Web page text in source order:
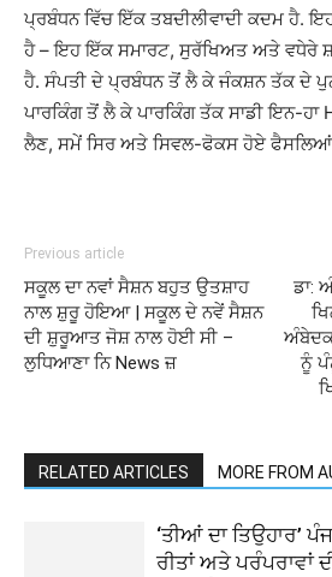
ਪ੍ਰਬੰਧਨ ਵਿੱਚ ਇੱਕ ਤਬਦੀਲੀਵਾਦੀ ਕਦਮ ਹੈ.
ਹੈ – ਇਹ ਇੱਕ ਸਮਾਰਟ, ਸੁਰੱਖਿਅਤ ਅਤੇ ਵਧੇਰੇ
ਹੈ. ਸੰਪਤੀ ਦੇ ਪ੍ਰਬੰਧਨ ਤੋਂ ਲੈ ਕੇ ਜੰਕਸ਼ਨ ਤੱਕ ਦੇ
ਪਾਰਕਿੰਗ ਤੋਂ ਲੈ ਕੇ ਪਾਰਕਿੰਗ ਤੱਕ ਸਾਡੀ ਇਨ-ਹਾ
ਲੈਣ, ਸਮੇਂ ਸਿਰ ਅਤੇ ਸਿਵਲ-ਫੋਕਸ ਹੋਏ ਫੈਸਲਿਆਂ
Previous article
ਸਕੂਲ ਦਾ ਨਵਾਂ ਸੈਸ਼ਨ ਬਹੁਤ ਉਤਸ਼ਾਹ
ਨਾਲ ਸ਼ੁਰੂ ਹੋਇਆ | ਸਕੂਲ ਦੇ ਨਵੇਂ ਸੈਸ਼ਨ
ਦੀ ਸ਼ੁਰੂਆਤ ਜੋਸ਼ ਨਾਲ ਹੋਈ ਸੀ –
ਲੁਧਿਆਣਾ ਨਿ News ਜ਼
ਡਾ:
ਨੂੰ
RELATED ARTICLES MORE FROM
‘ਤੀਆਂ ਦਾ ਤਿਉਹਾਰ’
ਰੀਤਾਂ ਅਤੇ ਪਰੰਪਰਾਵਾਂ